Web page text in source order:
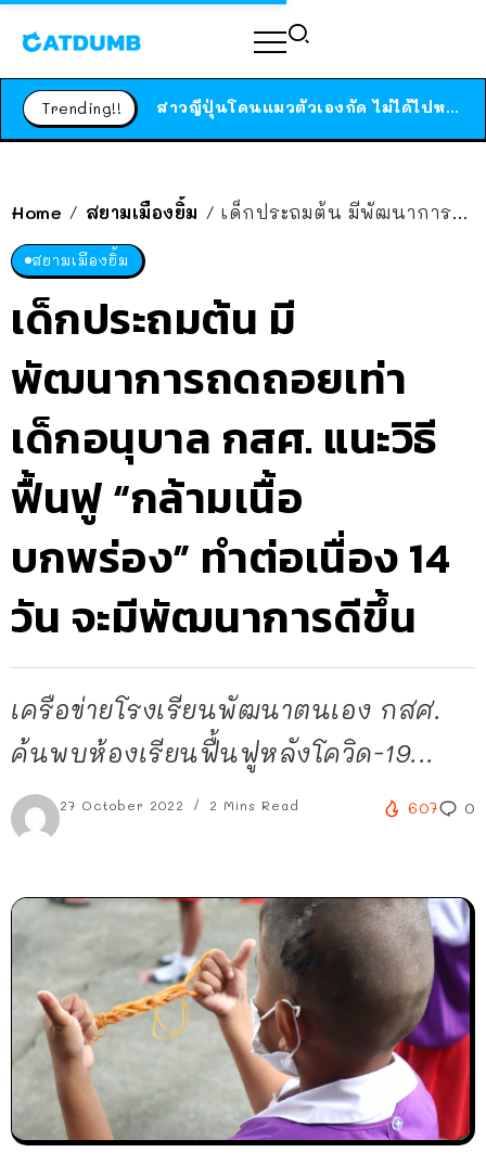
Trending!! ได้เวลาเด็กหนวดรวมตัว RF Online Next เปิดให้เล่นแล้ว เกม Sci-Fi MMORPG ระดับตำนาน เล่นได้ทั้งมือถือและ PC
Home / สยามเมืองยิ้ม / เด็กประถมต้น มีพัฒนาการถดถอยเท่าเด็กอนุบาล กสศ. แนะวิธีฟื้นฟู “กล้ามเนื้อบกพร่อง” ทำต่อเนื่อง 14 วัน จะมีพัฒนาการดีขึ้น
สยามเมืองยิ้ม
เด็กประถมต้น มี
พัฒนาการถดถอยเท่า
เด็กอนุบาล กสศ. แนะวิธี
ฟื้นฟู “กล้ามเนื้อ
บกพร่อง” ทำต่อเนื่อง 14
วัน จะมีพัฒนาการดีขึ้น
เครือข่ายโรงเรียนพัฒนาตนเอง กสศ.
ค้นพบห้องเรียนฟื้นฟูหลังโควิด-19...
27 October 2022 2 Mins Read 607 0